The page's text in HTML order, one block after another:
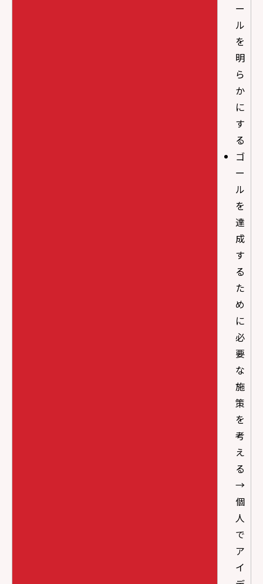
ー
ル
を
明
ら
か
に
す
る
ゴ
ー
ル
を
達
成
す
る
た
め
に
必
要
な
施
策
を
考
え
る
→
個
人
で
ア
イ